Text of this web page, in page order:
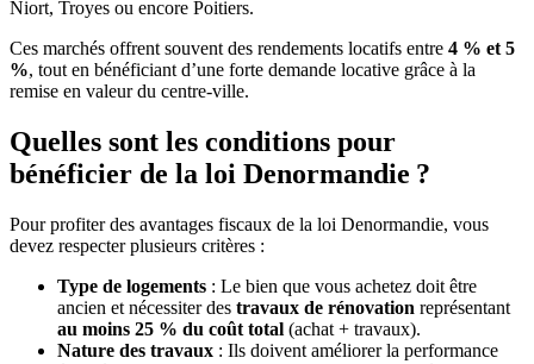
Niort, Troyes ou encore Poitiers.
Ces marchés offrent souvent des rendements locatifs entre 4 % et 5
%, tout en bénéficiant d’une forte demande locative grâce à la
remise en valeur du centre-ville.
Quelles sont les conditions pour
bénéficier de la loi Denormandie ?
Pour profiter des avantages fiscaux de la loi Denormandie, vous
devez respecter plusieurs critères :
Type de logements : Le bien que vous achetez doit être
ancien et nécessiter des travaux de rénovation représentant
au moins 25 % du coût total (achat + travaux).
Nature des travaux : Ils doivent améliorer la performance